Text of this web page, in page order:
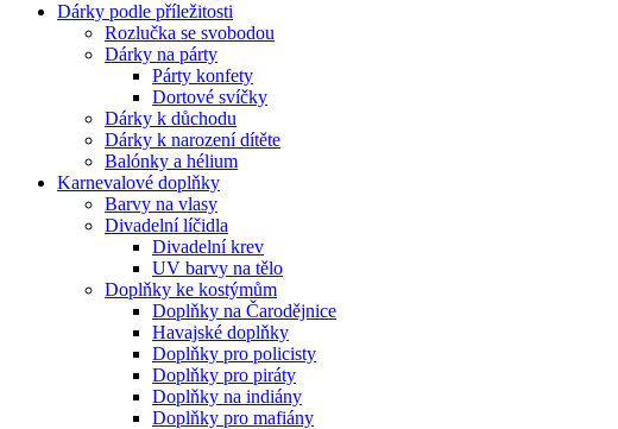
Dárky podle příležitosti
Rozlučka se svobodou
Dárky na párty
Párty konfety
Dortové svíčky
Dárky k důchodu
Dárky k narození dítěte
Balónky a hélium
Karnevalové doplňky
Barvy na vlasy
Divadelní líčidla
Divadelní krev
UV barvy na tělo
Doplňky ke kostýmům
Doplňky na Čarodějnice
Havajské doplňky
Doplňky pro policisty
Doplňky pro piráty
Doplňky na indiány
Doplňky pro mafiány